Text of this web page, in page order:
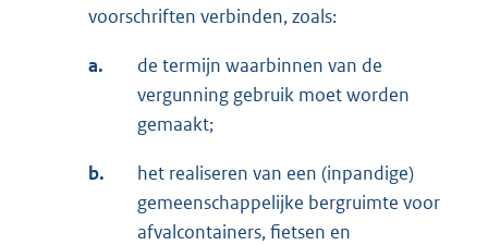
voorschriften verbinden, zoals:
a.
de termijn waarbinnen van de
vergunning gebruik moet worden
gemaakt;
b.
het realiseren van een (inpandige)
gemeenschappelijke bergruimte voor
afvalcontainers, fietsen en